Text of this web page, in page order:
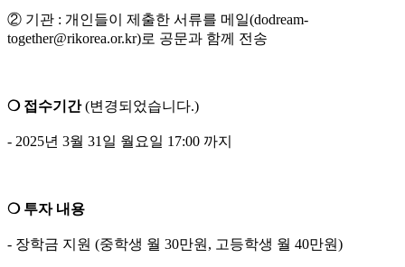
② 기관 : 개인들이 제출한 서류를 메일(dodream-
together@rikorea.or.kr)로 공문과 함께 전송
❍ 접수기간(변경되었습니다.)
- 2025년 3월 31일 월요일 17:00 까지
❍ 투자 내용
- 장학금 지원 (중학생 월 30만원, 고등학생 월 40만원)